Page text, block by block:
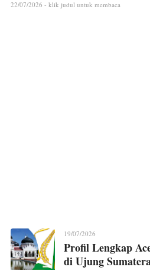
22/07/2026 - klik judul untuk membaca
19/07/2026
Profil Lengkap
di Ujung